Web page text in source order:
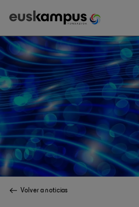
Volver a noticias